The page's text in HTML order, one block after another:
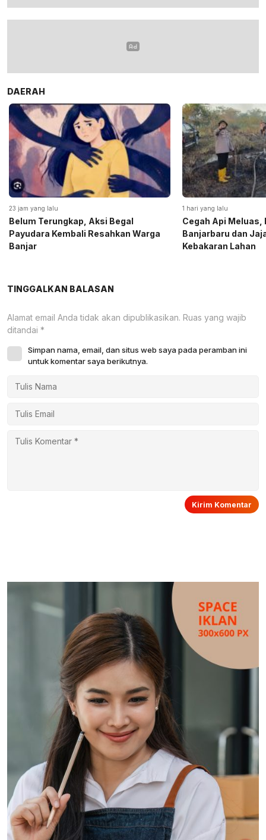
DAERAH
23 jam yang lalu
Belum Terungkap, Aksi Begal
Payudara Kembali Resahkan Warga
Banjar
1 hari yang lalu
Cegah Api Meluas,
Banjarbaru dan
Kebakaran Lahan
TINGGALKAN BALASAN
Alamat email Anda tidak akan dipublikasikan. Ruas yang wajib
ditandai *
Simpan nama, email, dan situs web saya pada peramban ini
untuk komentar saya berikutnya.